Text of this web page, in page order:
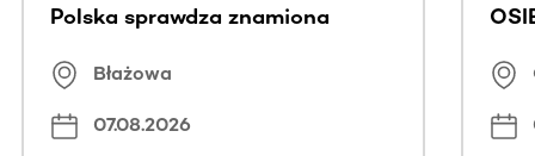
Polska sprawdza znamiona
Błażowa
07.08.2026